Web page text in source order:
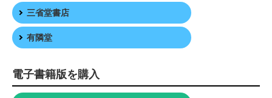
三省堂書店
有隣堂
電子書籍版を購入